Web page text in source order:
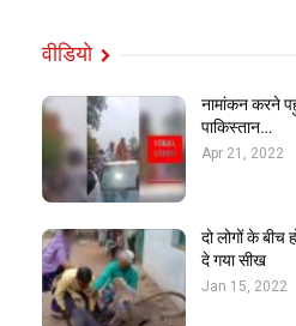
वीडियो
नामांकन करने
पाकिस्तान…
Apr 21, 2022
दो लोगों के बीच
दे गया सीख
Jan 15, 2022